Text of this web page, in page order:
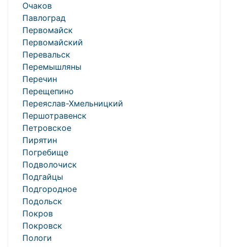
Очаков
Павлоград
Первомайск
Первомайский
Перевальск
Перемышляны
Перечин
Перещепино
Переяслав-Хмельницкий
Першотравенск
Петровское
Пирятин
Погребище
Подволочиск
Подгайцы
Подгородное
Подольск
Покров
Покровск
Пологи